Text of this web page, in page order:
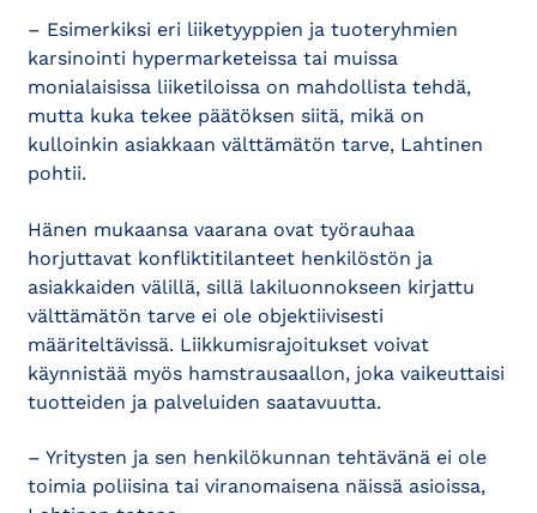
– Esimerkiksi eri liiketyyppien ja tuoteryhmien
karsinointi hypermarketeissa tai muissa
monialaisissa liiketiloissa on mahdollista tehdä,
mutta kuka tekee päätöksen siitä, mikä on
kulloinkin asiakkaan välttämätön tarve, Lahtinen
pohtii.
Hänen mukaansa vaarana ovat työrauhaa
horjuttavat konfliktitilanteet henkilöstön ja
asiakkaiden välillä, sillä lakiluonnokseen kirjattu
välttämätön tarve ei ole objektiivisesti
määriteltävissä. Liikkumisrajoitukset voivat
käynnistää myös hamstrausaallon, joka vaikeuttaisi
tuotteiden ja palveluiden saatavuutta.
– Yritysten ja sen henkilökunnan tehtävänä ei ole
toimia poliisina tai viranomaisena näissä asioissa,